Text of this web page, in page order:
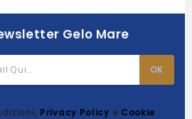
Gelo Mare
Privacy Policy e Cookie